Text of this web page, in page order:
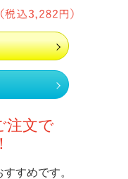
注文で
すめです。